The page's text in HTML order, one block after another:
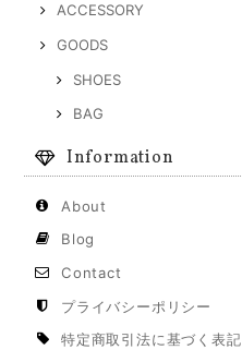
ACCESSORY
GOODS
SHOES
BAG
Information
About
Blog
Contact
プライバシーポリシー
特定商取引法に基づく表記